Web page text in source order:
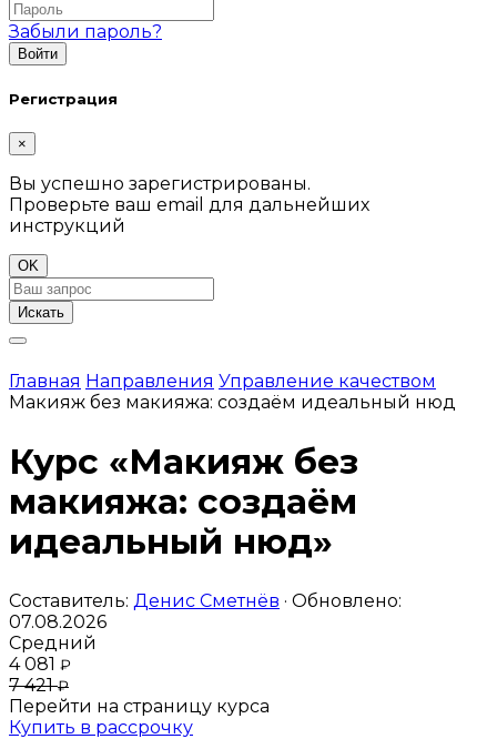
Забыли пароль?
Регистрация
×
Вы успешно зарегистрированы.
Проверьте ваш email для дальнейших
инструкций
OK
Искать
Главная Направления Управление качеством
Макияж без макияжа: создаём идеальный нюд
Курс «Макияж без
макияжа: создаём
идеальный нюд»
Составитель: Денис Сметнёв · Обновлено:
07.08.2026
Средний
4 081 ₽
7 421₽
Перейти на страницу курса
Купить в рассрочку